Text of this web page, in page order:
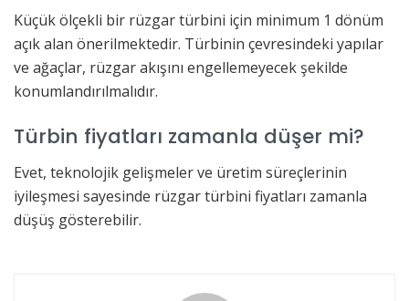
Küçük ölçekli bir rüzgar türbini için minimum 1 dönüm
açık alan önerilmektedir. Türbinin çevresindeki yapılar
ve ağaçlar, rüzgar akışını engellemeyecek şekilde
konumlandırılmalıdır.
Türbin fiyatları zamanla düşer mi?
Evet, teknolojik gelişmeler ve üretim süreçlerinin
iyileşmesi sayesinde rüzgar türbini fiyatları zamanla
düşüş gösterebilir.